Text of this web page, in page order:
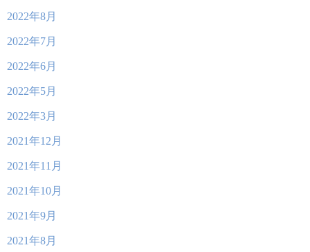
2022年8月
2022年7月
2022年6月
2022年5月
2022年3月
2021年12月
2021年11月
2021年10月
2021年9月
2021年8月